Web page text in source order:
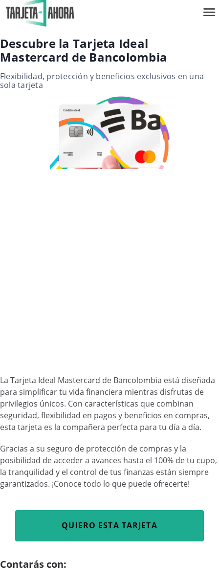
Descubre la Tarjeta Ideal
Mastercard de Bancolombia
Flexibilidad, protección y beneficios exclusivos en una
sola tarjeta
La Tarjeta Ideal Mastercard de Bancolombia está diseñada
para simplificar tu vida financiera mientras disfrutas de
privilegios únicos. Con características que combinan
seguridad, flexibilidad en pagos y beneficios en compras,
esta tarjeta es la compañera perfecta para tu día a día.
Gracias a su seguro de protección de compras y la
posibilidad de acceder a avances hasta el 100% de tu cupo,
la tranquilidad y el control de tus finanzas están siempre
garantizados. ¡Conoce todo lo que puede ofrecerte!
QUIERO ESTA TARJETA
Contarás con: